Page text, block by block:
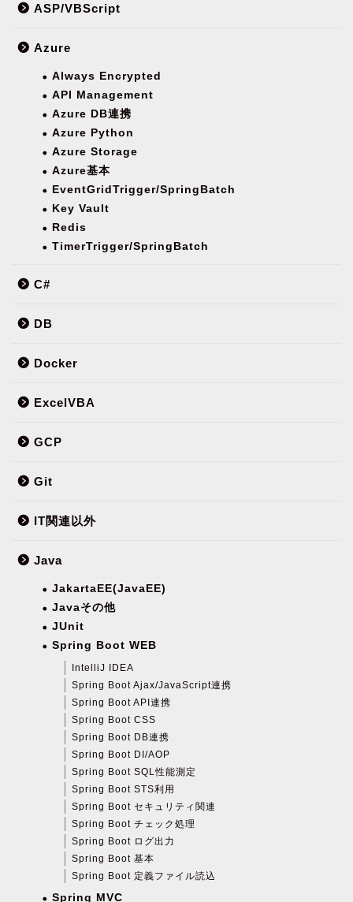
ASP/VBScript
Azure
Always Encrypted
API Management
Azure DB連携
Azure Python
Azure Storage
Azure基本
EventGridTrigger/SpringBatch
Key Vault
Redis
TimerTrigger/SpringBatch
C#
DB
Docker
ExcelVBA
GCP
Git
IT関連以外
Java
JakartaEE(JavaEE)
Javaその他
JUnit
Spring Boot WEB
IntelliJ IDEA
Spring Boot Ajax/JavaScript連携
Spring Boot API連携
Spring Boot CSS
Spring Boot DB連携
Spring Boot DI/AOP
Spring Boot SQL性能測定
Spring Boot STS利用
Spring Boot セキュリティ関連
Spring Boot チェック処理
Spring Boot ログ出力
Spring Boot 基本
Spring Boot 定義ファイル読込
Spring MVC